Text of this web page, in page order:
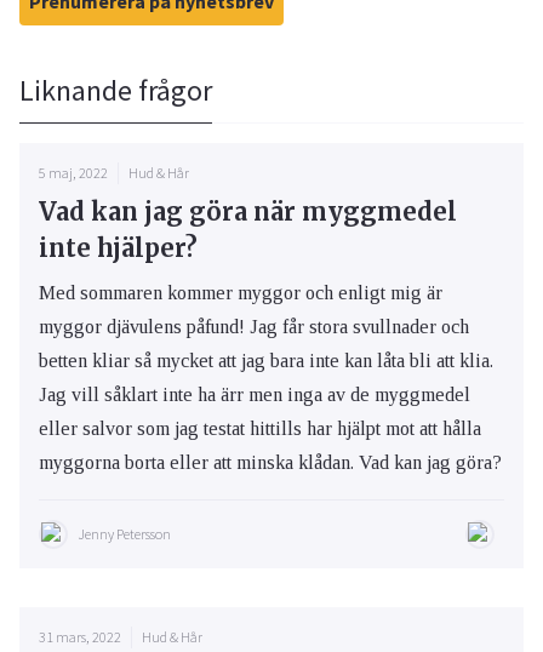
Liknande frågor
5 maj, 2022 Hud & Hår
Vad kan jag göra när myggmedel
inte hjälper?
Med sommaren kommer myggor och enligt mig är
myggor djävulens påfund! Jag får stora svullnader och
betten kliar så mycket att jag bara inte kan låta bli att klia.
Jag vill såklart inte ha ärr men inga av de myggmedel
eller salvor som jag testat hittills har hjälpt mot att hålla
myggorna borta eller att minska klådan. Vad kan jag göra?
Jenny Petersson
31 mars, 2022 Hud & Hår